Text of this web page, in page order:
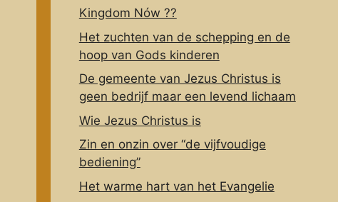
Kingdom Nów ??
Het zuchten van de schepping en de
hoop van Gods kinderen
De gemeente van Jezus Christus is
geen bedrijf maar een levend lichaam
Wie Jezus Christus is
Zin en onzin over “de vijfvoudige
bediening”
Het warme hart van het Evangelie